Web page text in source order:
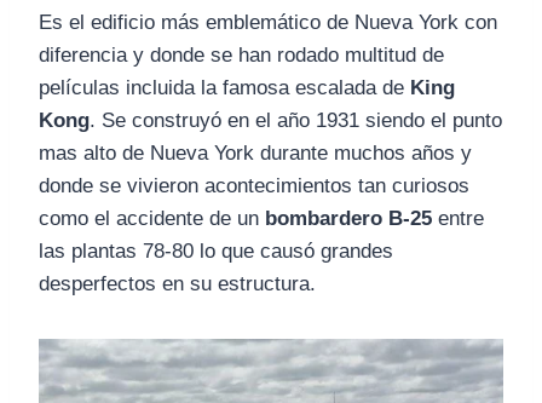
Es el edificio más emblemático de Nueva York con
diferencia y donde se han rodado multitud de
películas incluida la famosa escalada de King
Kong. Se construyó en el año 1931 siendo el punto
mas alto de Nueva York durante muchos años y
donde se vivieron acontecimientos tan curiosos
como el accidente de un bombardero B-25 entre
las plantas 78-80 lo que causó grandes
desperfectos en su estructura.